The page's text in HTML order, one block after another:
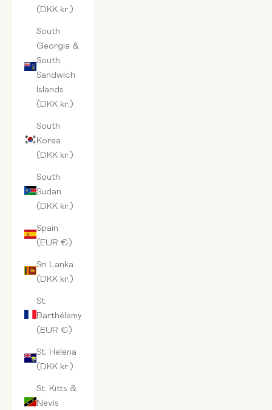
(DKK kr.)
South
Georgia &
South
Sandwich
Islands
(DKK kr.)
South
Korea
(DKK kr.)
South
Sudan
(DKK kr.)
Spain
(EUR €)
Sri Lanka
(DKK kr.)
St.
Barthélemy
(EUR €)
St. Helena
(DKK kr.)
St. Kitts &
Nevis